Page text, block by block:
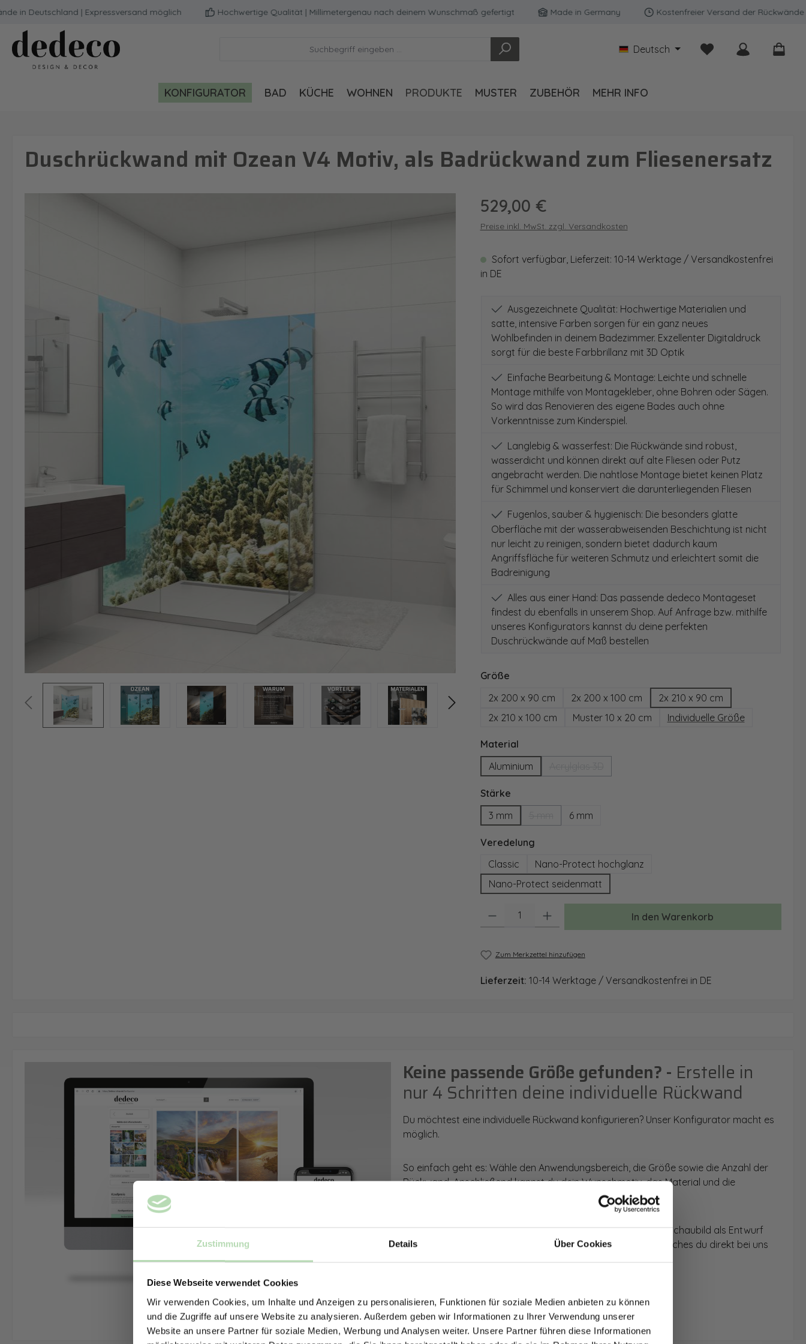
Zustimmung Details Über Cookies
Diese Webseite verwendet Cookies
Wir verwenden Cookies, um Inhalte und Anzeigen zu personalisieren, Funktionen für soziale Medien anbieten zu können
und die Zugriffe auf unsere Website zu analysieren. Außerdem geben wir Informationen zu Ihrer Verwendung unserer
Website an unsere Partner für soziale Medien, Werbung und Analysen weiter. Unsere Partner führen diese Informationen
Hauptinhalt springen
Zur Suche springen
Zur Hauptnavigation springen
| Expressversand möglich Hochwertige Qualität | Millimetergenau nach deinem Wunschmaß gefertigt Made in Germany Kostenfreier Versand der Rückwände in
Deutsch Du hast 0 Produkte
KONFIGURATOR BAD KÜCHE WOHNEN PRODUKTE MUSTER ZUBEHÖR MEHR INFO
Duschrückwand mit Ozean V4 Motiv, als Badrückwand zum Fliesenersatz
Regulärer Preis:
529,00 €
Preise inkl. MwSt. zzgl. Versandkosten
Sofort verfügbar, Lieferzeit: 10-14 Werktage / Versandkostenfrei
in DE
Ausgezeichnete Qualität: Hochwertige Materialien und
satte, intensive Farben sorgen für ein ganz neues
Wohlbefinden in deinem Badezimmer. Exzellenter Digitaldruck
sorgt für die beste Farbbrillanz mit 3D Optik
Einfache Bearbeitung & Montage: Leichte und schnelle
Montage mithilfe von Montagekleber, ohne Bohren oder Sägen.
So wird das Renovieren des eigene Bades auch ohne
Vorkenntnisse zum Kinderspiel.
Langlebig & wasserfest: Die Rückwände sind robust,
wasserdicht und können direkt auf alte Fliesen oder Putz
angebracht werden. Die nahtlose Montage bietet keinen Platz
für Schimmel und konserviert die darunterliegenden Fliesen
Fugenlos, sauber & hygienisch: Die besonders glatte
Oberfläche mit der wasserabweisenden Beschichtung ist nicht
nur leicht zu reinigen, sondern bietet dadurch kaum
Angriffsfläche für weiteren Schmutz und erleichtert somit die
Badreinigung
Alles aus einer Hand: Das passende dedeco Montageset
findest du ebenfalls in unserem Shop. Auf Anfrage bzw. mithilfe
unseres Konfigurators kannst du deine perfekten
Duschrückwände auf Maß bestellen
Größeauswählen
2x 200 x 90 cm
2x 200 x 100 cm
2x 210 x 90 cm
2x 210 x 100 cm
Muster 10 x 20 cm Individuelle Größe
Materialauswählen
Aluminium
Stärkeauswählen
3 mm
(Diese Option ist zurzeit nicht verfügbar.)
6 mm
Veredelungauswählen
Classic
Nano-Protect hochglanz
Nano-Protect seidenmatt
Produkt Anzahl: Gib den gewünschten Wert ein oder benutze die Schaltflächen
In den Warenkorb
Zum Merkzettel hinzufügen
Lieferzeit: 10-14 Werktage / Versandkostenfrei in DE
Keine passende Größe gefunden? - Erstelle in
nur 4 Schritten deine individuelle Rückwand
Du möchtest eine individuelle Rückwand konfigurieren? Unser Konfigurator macht es
möglich.
So einfach geht es: Wähle den Anwendungsbereich, die Größe sowie die Anzahl der
Rückwand. Anschließend kannst du dein Wunschmotiv, das Material und die
Mithilfe unseres Konfigurators werden dir die Rückwände im Schaubild als Entwurf
dargestellt. Parallel erhältst du dein individuelles Angebot, welches du direkt bei uns
bestellen kannst.
Zum Konfigurator
Jetzt zum Newsletter anmelden.